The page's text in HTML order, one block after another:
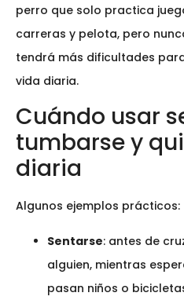
perro que solo practica
carreras y pelota, pero
tendrá más dificultades
vida diaria.
Cuándo usar
tumbarse y
diaria
Algunos ejemplos prácticos:
Sentarse: antes de
alguien, mientras
pasan niños o